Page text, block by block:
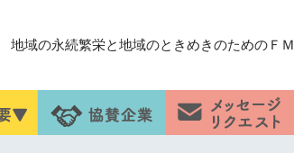
地域の永続繁栄と地域のときめきのためのＦＭ